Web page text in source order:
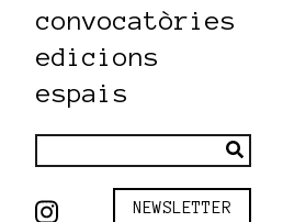
convocatòries
edicions
espais
NEWSLETTER